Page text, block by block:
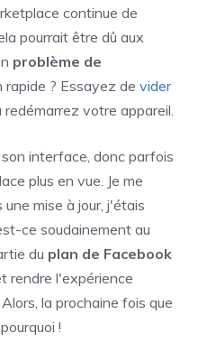
continue de
pourrait être dû aux
problème de
rapide ? Essayez de vider
votre appareil.
interface, donc parfois
plus en vue. Je me
mise à jour, j'étais
ce soudainement au
du plan de Facebook
rendre l'expérience
la prochaine fois que
!